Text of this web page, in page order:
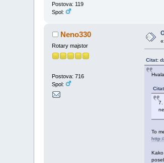
Postova: 119
Spol:
Neno330
Rotary majstor
Postova: 716
Spol:
Citat:
7.
To